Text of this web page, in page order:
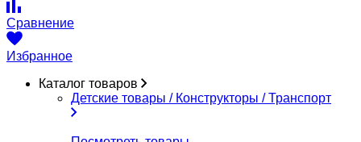
Сравнение
Избранное
Каталог товаров
Детские товары / Конструкторы / Транспорт